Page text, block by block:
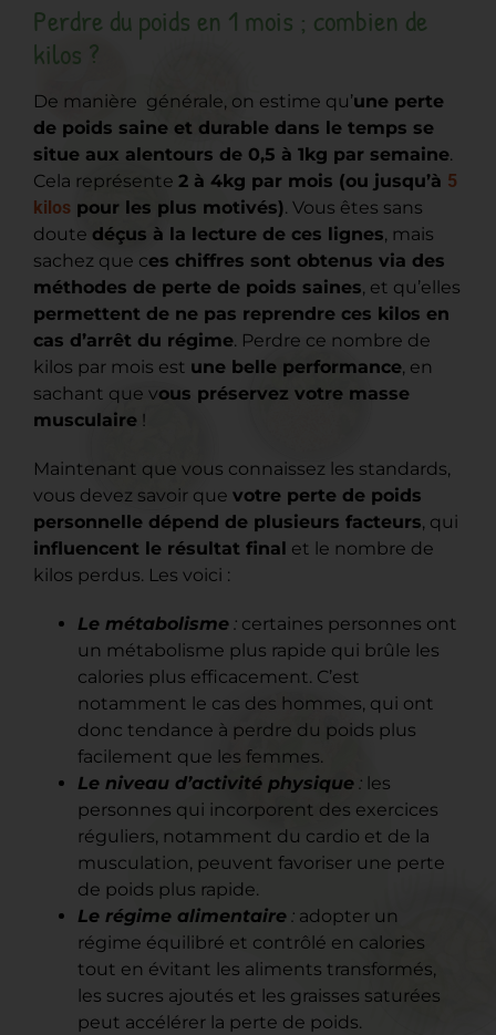
Perdre du poids en 1 mois ; combien de
kilos ?
De manière générale, on estime qu’une perte
de poids saine et durable dans le temps se
situe aux alentours de 0,5 à 1kg par semaine.
Cela représente 2 à 4kg par mois (ou jusqu’à 5
kilos pour les plus motivés). Vous êtes sans
doute déçus à la lecture de ces lignes, mais
sachez que ces chiffres sont obtenus via des
méthodes de perte de poids saines, et qu’elles
permettent de ne pas reprendre ces kilos en
cas d’arrêt du régime. Perdre ce nombre de
kilos par mois est une belle performance, en
sachant que vous préservez votre masse
musculaire !
Maintenant que vous connaissez les standards,
vous devez savoir que votre perte de poids
personnelle dépend de plusieurs facteurs, qui
influencent le résultat final et le nombre de
kilos perdus. Les voici :
Le métabolisme : certaines personnes ont
un métabolisme plus rapide qui brûle les
calories plus efficacement. C’est
notamment le cas des hommes, qui ont
donc tendance à perdre du poids plus
facilement que les femmes.
Le niveau d’activité physique : les
personnes qui incorporent des exercices
réguliers, notamment du cardio et de la
musculation, peuvent favoriser une perte
de poids plus rapide.
Le régime alimentaire : adopter un
régime équilibré et contrôlé en calories
tout en évitant les aliments transformés,
les sucres ajoutés et les graisses saturées
peut accélérer la perte de poids.